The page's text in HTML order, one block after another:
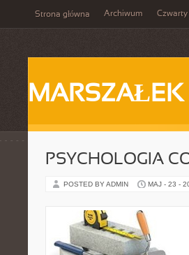
Strona główna Archiwum Czwarty
MARSZAŁEK
PSYCHOLOGIA
POSTED BY ADMIN MAJ - 23 -